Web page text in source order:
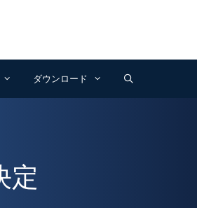
ダウンロード
定